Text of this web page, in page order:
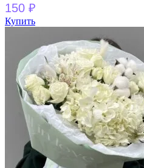
150 ₽
Купить